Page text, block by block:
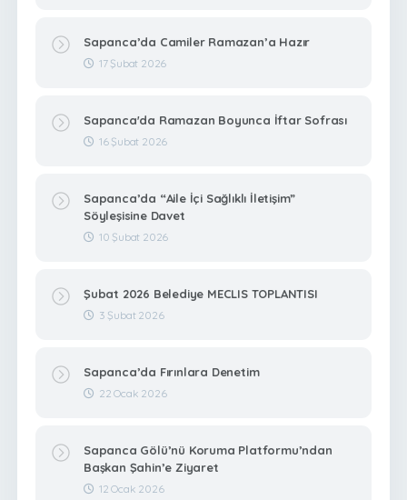
Sapanca’da Camiler Ramazan’a Hazır
17 Şubat 2026
Sapanca'da Ramazan Boyunca İftar Sofrası
16 Şubat 2026
Sapanca’da “Aile İçi Sağlıklı İletişim”
Söyleşisine Davet
10 Şubat 2026
Şubat 2026 Belediye MECLIS TOPLANTISI
3 Şubat 2026
Sapanca’da Fırınlara Denetim
22 Ocak 2026
Sapanca Gölü’nü Koruma Platformu’ndan
Başkan Şahin’e Ziyaret
12 Ocak 2026